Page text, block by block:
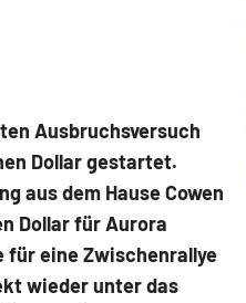
Ausbruchsversuch
Dollar gestartet.
aus dem Hause Cowen
Dollar für Aurora
für eine Zwischenrallye
wieder unter das